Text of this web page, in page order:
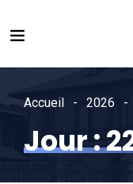
Accueil 2026
Jour :